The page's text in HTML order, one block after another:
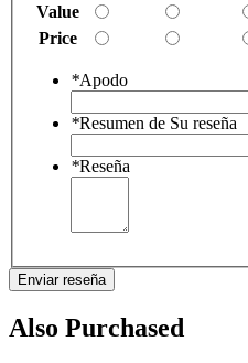
Value
Price
*Apodo
*Resumen de Su reseña
*Reseña
Enviar reseña
Also Purchased